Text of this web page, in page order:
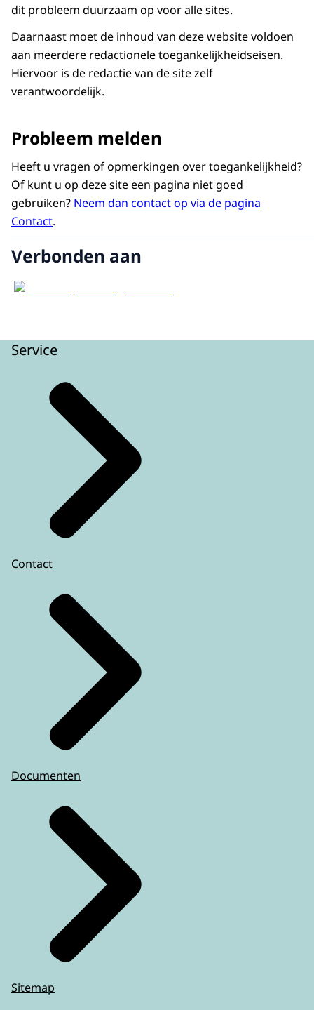
dit probleem duurzaam op voor alle sites.
Daarnaast moet de inhoud van deze website voldoen
aan meerdere redactionele toegankelijkheidseisen.
Hiervoor is de redactie van de site zelf
verantwoordelijk.
Probleem melden
Heeft u vragen of opmerkingen over toegankelijkheid?
Of kunt u op deze site een pagina niet goed
gebruiken? Neem dan contact op via de pagina
Contact.
Verbonden aan
Service
Contact
Documenten
Sitemap